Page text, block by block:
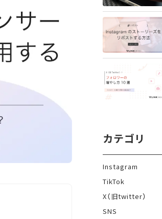
カテゴリ
Instagram
TikTok
X（旧twitter）
SNS